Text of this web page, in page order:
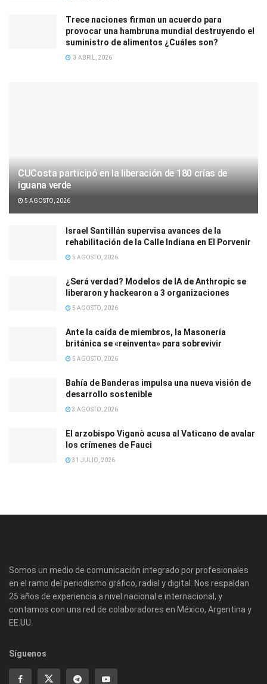
Trece naciones firman un acuerdo para
provocar una hambruna mundial destruyendo el
suministro de alimentos ¿Cuáles son?
3 ABRIL, 2026
CUCosta participó en la liberación de 180 crías de
iguana verde
5 AGOSTO, 2026
Israel Santillán supervisa avances de la
rehabilitación de la Calle Indiana en El Porvenir
5 AGOSTO, 2026
¿Será verdad? Modelos de IA de Anthropic se
liberaron y hackearon a 3 organizaciones
5 AGOSTO, 2026
Ante la caída de miembros, la Masonería
británica se «reinventa» para sobrevivir
5 AGOSTO, 2026
Bahía de Banderas impulsa una nueva visión de
desarrollo sostenible
3 AGOSTO, 2026
El arzobispo Viganò acusa al Vaticano de avalar
los crímenes de Fauci
31 JULIO, 2026
Somos un medio de comunicación integrado por profesionales
en el ramo del periodismo gráfico, radial y digital. Nos respaldan
25 años de experiencia a nivel nacional e internacional, y
contamos con una red de colaboradores en México, Argentina y
EE.UU.
Síguenos